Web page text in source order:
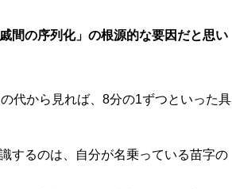
間の序列化」の根源的な要因だと思い
代から見れば、8分の1ずつといった具
するのは、自分が名乗っている苗字の